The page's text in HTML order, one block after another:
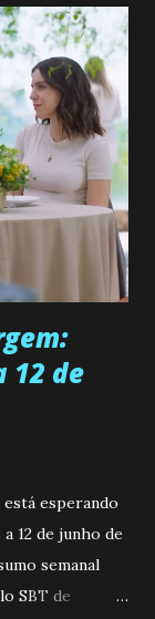
que realmente
suas energias a
de
na
alegre, é
e
Pode ser
algo.
por eng...
12 de
esperando
12 de junho de
semanal
SBT de